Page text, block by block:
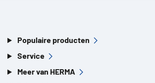
Populaire producten
Service
Meer van HERMA